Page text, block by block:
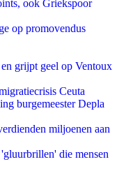
ook Griekspoor
op promovendus
grijpt geel op Ventoux
Ceuta
burgemeester Depla
miljoenen aan
die mensen